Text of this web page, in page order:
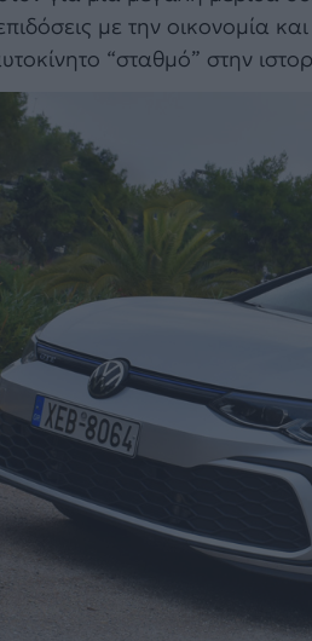
με την οικονομία
“σταθμό” στην